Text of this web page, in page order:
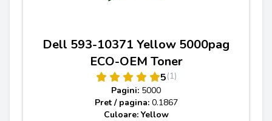
Dell 593-10371 Yellow 5000pag
ECO-OEM Toner
5(1)
Pagini: 5000
Pret / pagina: 0.1867
Culoare: Yellow